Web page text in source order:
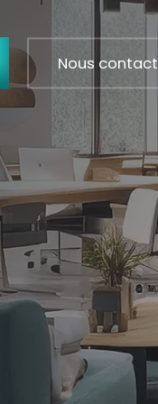
Nous